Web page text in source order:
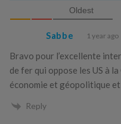
Oldest
Sabbe 1 year ago
Bravo pour l’excellente
de fer qui oppose les US à
économie et géopolitique
Reply